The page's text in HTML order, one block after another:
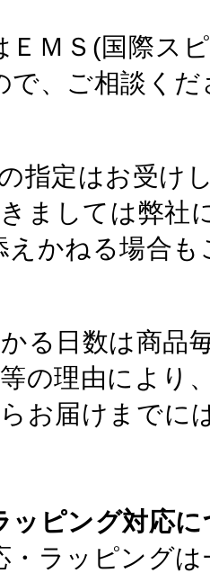
ＥＭＳ(国際ス
で、ご相談くだ
指定はお受け
ましては弊社
えかねる場合
る日数は商品
の理由により
お届けまでに
ッピング対応
・ラッピング